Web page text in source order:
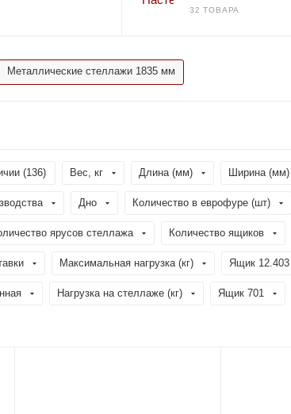
32 ТОВАРА
Металлические стеллажи 1835 мм
(136) Вес, кг Длина (мм) Ширина (мм)
Дно Количество в еврофуре (шт)
ярусов стеллажа Количество ящиков
Максимальная нагрузка (кг) Ящик 12.403
Нагрузка на стеллаже (кг) Ящик 701